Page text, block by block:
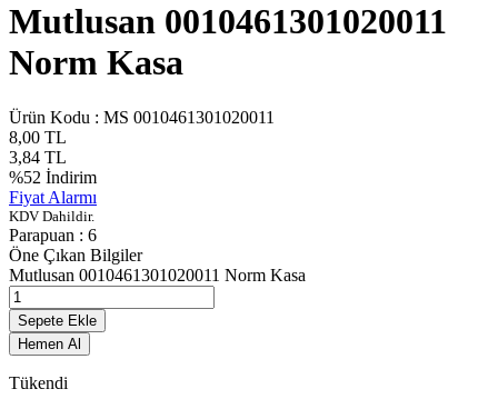
Mutlusan 0010461301020011
Norm Kasa
Ürün Kodu : MS 0010461301020011
8,00 TL
3,84 TL
%52 İndirim
Fiyat Alarmı
KDV Dahildir.
Parapuan : 6
Öne Çıkan Bilgiler
Mutlusan 0010461301020011 Norm Kasa
Sepete Ekle
Hemen Al
Tükendi